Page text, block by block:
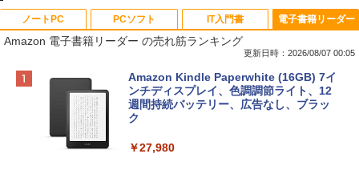
ノートPC
Apple 2026 MacBook Neo A18 Proチッ
プ搭載13インチノートブック：AIとAppl
e Intelligence、Liquid Retinaディスプ
レイ、8GBメモリ、512GB SSD、1080p
ィゴ + 3年延長 AppleCare+ for 13インチ
PCソフト
Robloxギフトカード - 800 Robux 【限
定バーチャルアイテムを含む】 【オンラ
インゲームコード】 ロブロックス | オン
ラインコード版
￥1,300
IT入門書
生成AIパスポート公式テキスト 第４版
￥1,766
電子書籍リーダー
Amazon 電子書籍リーダー の売れ筋ランキング
更新日時：2026/08/07 00:05
Amazon Kindle Paperwhite (16GB) 7イ
ンチディスプレイ、色調調節ライト、12
週間持続バッテリー、広告なし、ブラッ
ク
￥27,980